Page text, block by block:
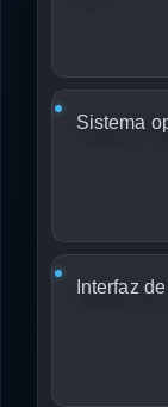
Sistema
Interfaz